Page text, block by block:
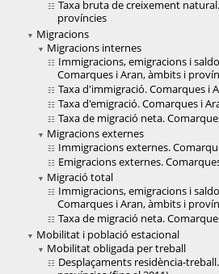
Taxa bruta de creixement
províncies
Migracions
Migracions internes
Immigracions, emigracions i
Comarques i Aran, àmbits i
Taxa d'immigració. Comarques i
Taxa d'emigració. Comarques i
Taxa de migració neta.
Migracions externes
Immigracions externes.
Emigracions externes.
Migració total
Immigracions, emigracions i
Comarques i Aran, àmbits i
Taxa de migració neta.
Mobilitat i població estacional
Mobilitat obligada per treball
Desplaçaments residència-